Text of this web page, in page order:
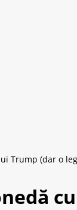
Trump (dar o